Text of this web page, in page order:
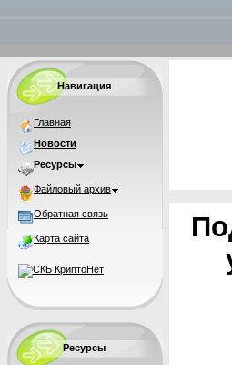
Навигация
Главная
Новости
Ресурсы
Файловый архив
Обратная связь
Карта сайта
Ресурсы